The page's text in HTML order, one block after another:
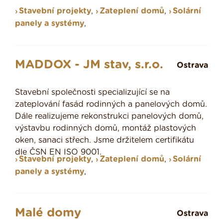
Stavební projekty, Zateplení domů,
Solární
panely a systémy,
MADDOX - JM stav, s.r.o. Ostrava
Stavební společnosti specializující se na
zateplování fasád rodinných a panelových domů.
Dále realizujeme rekonstrukci panelových domů,
výstavbu rodinných domů, montáž plastových
oken, sanaci střech. Jsme držitelem certifikátu
dle ČSN EN ISO 9001.
Stavební projekty, Zateplení domů,
Solární
panely a systémy,
Malé domy Ostrava